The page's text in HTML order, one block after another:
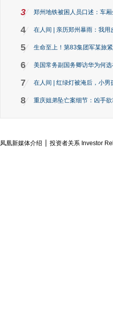
3 郑州地铁被困人员口述：车
4 在人间 | 亲历郑州暴雨：我用
5 生命至上！第83集团军某旅
6 美国常务副国务卿访华为何
7 在人间 | 红绿灯被淹后，小
8 重庆姐弟坠亡案细节：凶手
凤凰新媒体介绍 投资者关系 Investor